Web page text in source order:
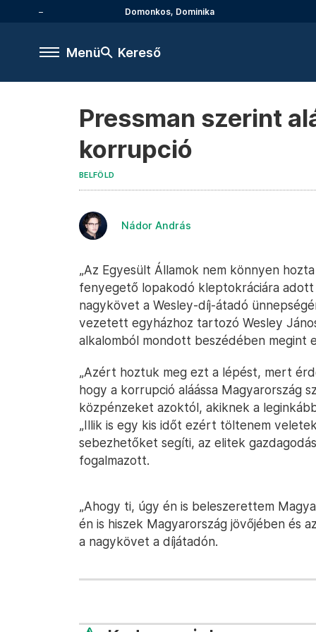
Domonkos, Dominika
Menü Kereső
Pressman szerint
korrupció
BELFÖLD
Nádor András
„Az Egyesült Államok nem könnyen
fenyegető lopakodó kleptokráciára adott
nagykövet a Wesley-díj-átadó
vezetett egyházhoz tartozó Wesley
alkalomból mondott beszédében megint
„Azért hoztuk meg ezt a lépést, mert
hogy a korrupció aláássa Magyarország
közpénzeket azoktól, akiknek a
„Illik is egy kis időt ezért töltenem
sebezhetőket segíti, az elitek
fogalmazott.
„Ahogy ti, úgy én is beleszerettem
én is hiszek Magyarország jövőjében és
a nagykövet a díjátadón.